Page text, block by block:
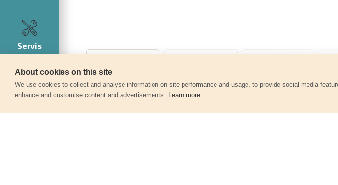
Servis
About cookies on this site
We use cookies to collect and analyse information on site performance and usage, to provide social media
enhance and customise content and advertisements. Learn more